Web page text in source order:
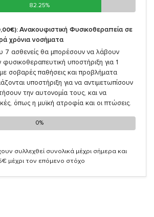
82.25%
82.25%
Ανακουφιστική Φυσικοθεραπεία σε
χρόνια νοσήματα
7 ασθενείς θα μπορέσουν να λάβουν
υποστήριξη για 1
σοβαρές παθήσεις και προβλήματα
υποστήριξη για να αντιμετωπίσουν
την αυτονομία τους, και να
όπως η μυϊκή ατροφία και οι πτώσεις.
0%
0%
συλλεχθεί συνολικά μέχρι σήμερα και
μέχρι τον επόμενο στόχο